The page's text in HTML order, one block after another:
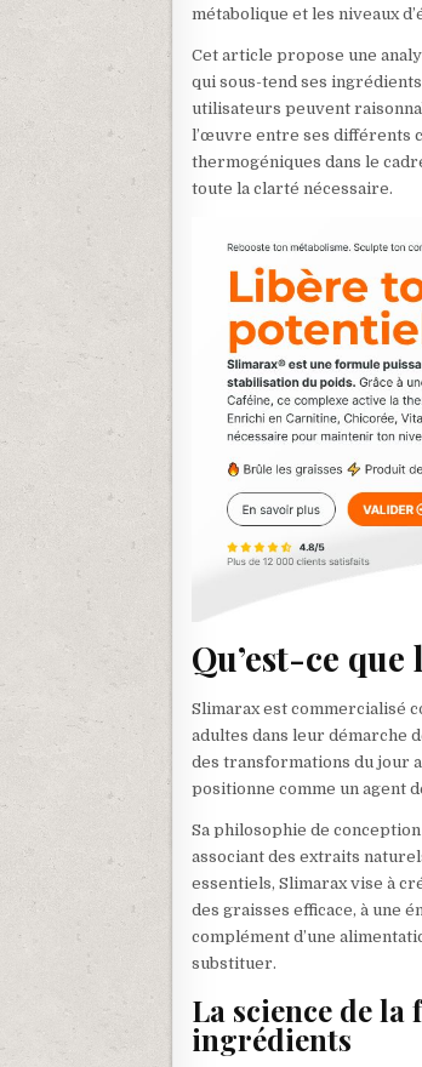
métabolique et les niveaux
Cet article propose une
qui sous-tend ses
utilisateurs peuvent
l’œuvre entre ses différents
thermogéniques dans le
toute la clarté nécessaire.
Qu’est-ce
Slimarax est commercialisé
adultes dans leur démarche
des transformations du jour
positionne comme un agent
Sa philosophie de
associant des extraits
essentiels, Slimarax vise à
des graisses efficace, à une
complément d’une
substituer.
La science de
ingrédients